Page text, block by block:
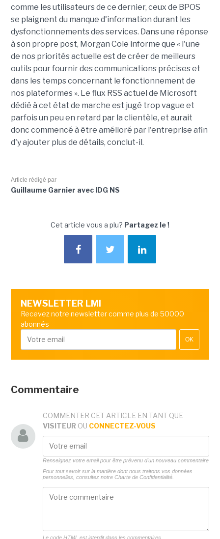
comme les utilisateurs de ce dernier, ceux de BPOS
se plaignent du manque d'information durant les
dysfonctionnements des services. Dans une réponse
à son propre post, Morgan Cole informe que « l'une
de nos priorités actuelle est de créer de meilleurs
outils pour fournir des communications précises et
dans les temps concernant le fonctionnement de
nos plateformes ». Le flux RSS actuel de Microsoft
dédié à cet état de marche est jugé trop vague et
parfois un peu en retard par la clientèle, et aurait
donc commencé à être amélioré par l'entreprise afin
d'y ajouter plus de détails, conclut-il.
Article rédigé par
Guillaume Garnier avec IDG NS
Cet article vous a plu? Partagez le !
NEWSLETTER LMI
Recevez notre newsletter comme plus de 50000
abonnés
OK
Commentaire
COMMENTER CET ARTICLE EN TANT QUE
VISITEUR OU CONNECTEZ-VOUS
Renseignez votre email pour être prévenu d'un nouveau commentaire
Pour tout savoir sur la manière dont nous traitons vos données
personnelles, consultez notre Charte de Confidentialité.
Le code HTML est interdit dans les commentaires